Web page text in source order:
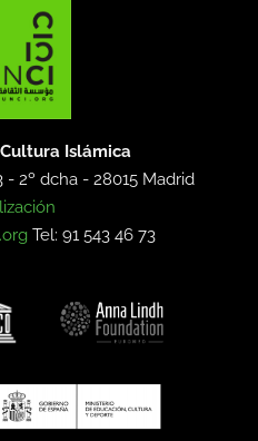
Islámica
- 2º dcha -28015 Madrid
Tel: 91 543 46 73